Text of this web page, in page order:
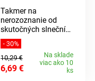
Takmer na
nerozoznanie od
skutočných slnečníc.
Tento košík so
sviežimi kvetmi je
skvelou
dekoráciou.Ako živé.
Vrátane košíka. Eldo.
- 30%
10,29 €
6,69 €
Na sklade
viac ako 10
ks